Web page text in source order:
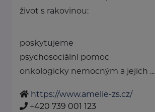
život s rakovinou:
poskytujeme
psychosociální pomoc
onkologicky nemocným a jejich ...
https://www.amelie-zs.cz/
+420 739 001 123